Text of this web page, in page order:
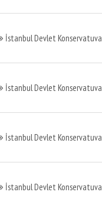
İstanbul Devlet
İstanbul Devlet
İstanbul Devlet
İstanbul Devlet